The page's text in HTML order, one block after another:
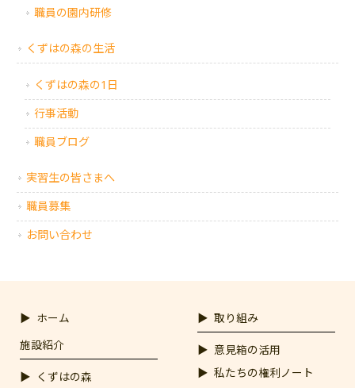
職員の園内研修
くずはの森の生活
くずはの森の1日
行事活動
職員ブログ
実習生の皆さまへ
職員募集
お問い合わせ
ホーム
施設紹介
くずはの森
取り組み
意見箱の活用
私たちの権利ノート